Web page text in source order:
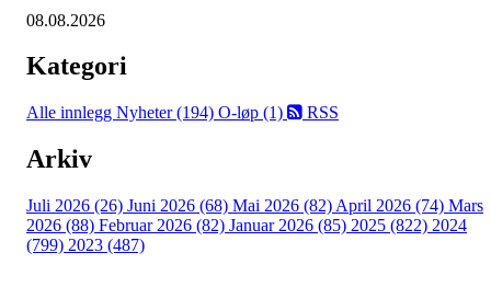
08.08.2026
Kategori
Alle innlegg Nyheter (194) O-løp (1) RSS
Arkiv
Juli 2026 (26) Juni 2026 (68) Mai 2026 (82) April 2026 (74) Mars
2026 (88) Februar 2026 (82) Januar 2026 (85) 2025 (822) 2024
(799) 2023 (487)